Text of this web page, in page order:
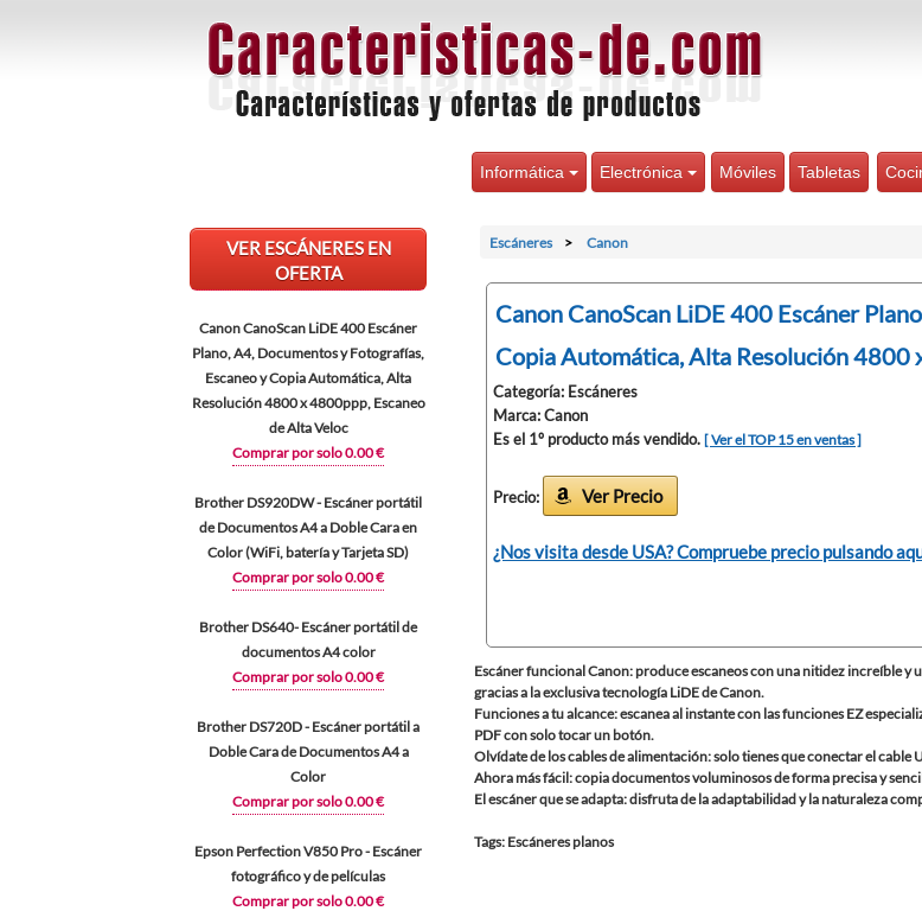
Informática Electrónica Móviles Tabletas
VER ESCÁNERES EN
OFERTA
Canon CanoScan LiDE 400 Escáner
Plano, A4, Documentos y Fotografías,
Escaneo y Copia Automática, Alta
Resolución 4800 x 4800ppp, Escaneo
de Alta Veloc
Comprar por solo 0.00 €
Brother DS920DW - Escáner portátil
de Documentos A4 a Doble Cara en
Color (WiFi, batería y Tarjeta SD)
Comprar por solo 0.00 €
Brother DS640- Escáner portátil de
documentos A4 color
Comprar por solo 0.00 €
Brother DS720D - Escáner portátil a
Doble Cara de Documentos A4 a
Color
Comprar por solo 0.00 €
Epson Perfection V850 Pro - Escáner
fotográfico y de películas
Comprar por solo 0.00 €
Escáneres Canon
Canon CanoScan LiDE 400 Escáner
Copia Automática, Alta Resolución 4800
Categoría: Escáneres
Marca: Canon
Es el 1º producto más vendido. [ Ver el TOP 15 en ventas ]
Precio: Ver Precio
¿Nos visita desde USA? Compruebe precio pulsando
Escáner funcional Canon: produce escaneos con una nitidez increíble
gracias a la exclusiva tecnología LiDE de Canon.
Funciones a tu alcance: escanea al instante con las funciones EZ
PDF con solo tocar un botón.
Olvídate de los cables de alimentación: solo tienes que conectar el
Ahora más fácil: copia documentos voluminosos de forma precisa y
El escáner que se adapta: disfruta de la adaptabilidad y la naturaleza
Tags: Escáneres planos